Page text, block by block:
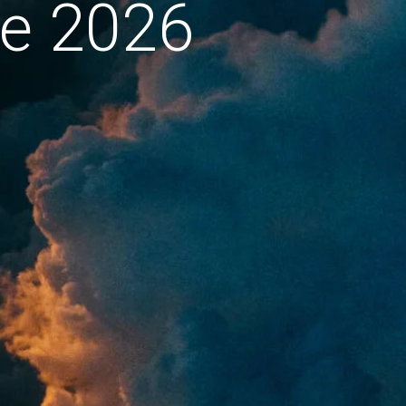
2026